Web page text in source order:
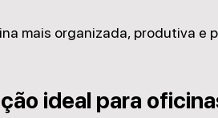
mais organizada, produtiva e
ideal para